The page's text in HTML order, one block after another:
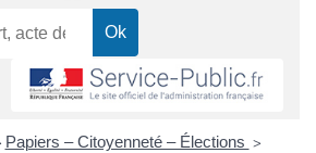
Papiers – Citoyenneté – Élections >